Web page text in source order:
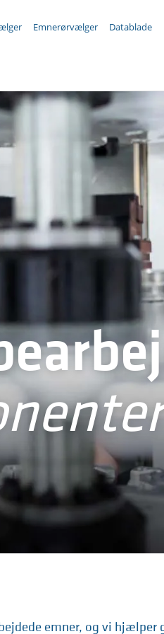
Emnerørvælger Datablade
emner, og vi hjælper